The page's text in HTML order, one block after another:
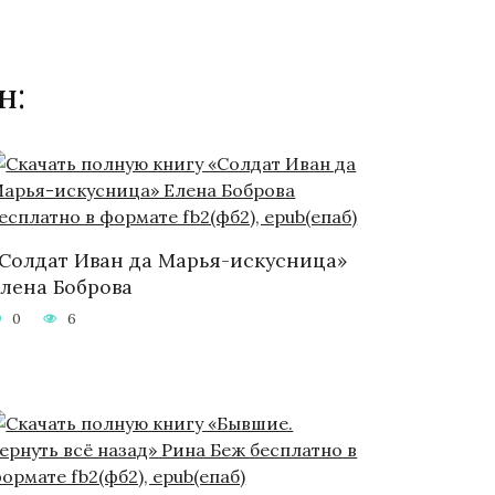
Иван да Марья-искусница»
Боброва
0 6